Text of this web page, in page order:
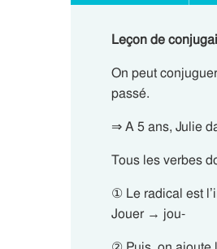
Leçon de
On peut
passé.
⇒ A 5 ans, Julie
Tous les verbes
① Le radical est
Jouer → jou-